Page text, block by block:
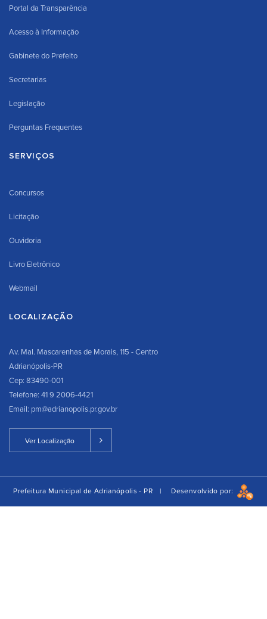
Portal da Transparência
Acesso à Informação
Gabinete do Prefeito
Secretarias
Legislação
Perguntas Frequentes
SERVIÇOS
Concursos
Licitação
Ouvidoria
Livro Eletrônico
Webmail
LOCALIZAÇÃO
Av. Mal. Mascarenhas de Morais, 115 - Centro
Adrianópolis-PR
Cep: 83490-001
Telefone: 41 9 2006-4421
Email: pm@adrianopolis.pr.gov.br
Ver Localização
Prefeitura Municipal de Adrianópolis - PR | Desenvolvido por: